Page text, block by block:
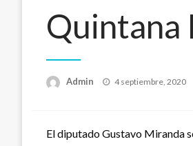
Quintana
Admin
Publicado
4 septiembre, 2020
El diputado Gustavo Miranda